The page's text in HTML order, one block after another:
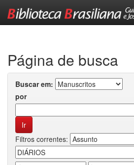
Página de busca
Buscar em:
por
Filtros correntes: